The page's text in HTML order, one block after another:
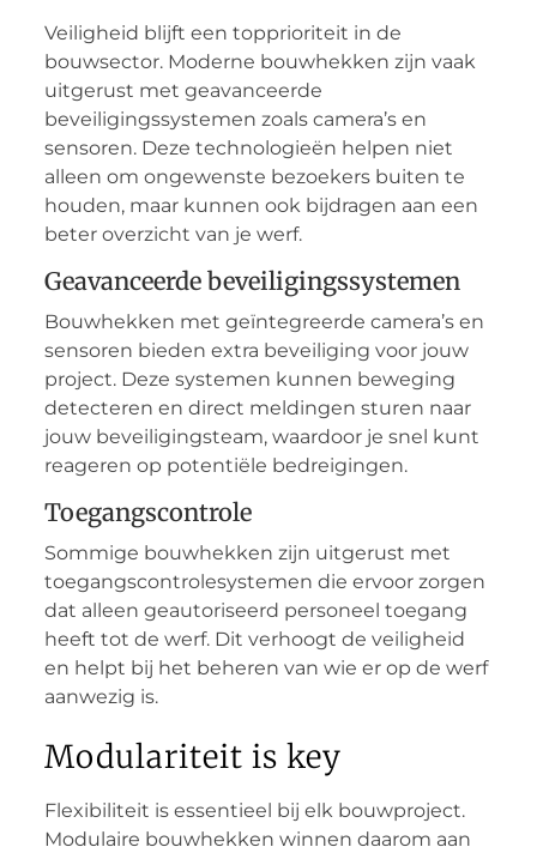
Veiligheid blijft een topprioriteit in de
bouwsector. Moderne bouwhekken zijn vaak
uitgerust met geavanceerde
beveiligingssystemen zoals camera’s en
sensoren. Deze technologieën helpen niet
alleen om ongewenste bezoekers buiten te
houden, maar kunnen ook bijdragen aan een
beter overzicht van je werf.
Geavanceerde beveiligingssystemen
Bouwhekken met geïntegreerde camera’s en
sensoren bieden extra beveiliging voor jouw
project. Deze systemen kunnen beweging
detecteren en direct meldingen sturen naar
jouw beveiligingsteam, waardoor je snel kunt
reageren op potentiële bedreigingen.
Toegangscontrole
Sommige bouwhekken zijn uitgerust met
toegangscontrolesystemen die ervoor zorgen
dat alleen geautoriseerd personeel toegang
heeft tot de werf. Dit verhoogt de veiligheid
en helpt bij het beheren van wie er op de werf
aanwezig is.
Modulariteit is key
Flexibiliteit is essentieel bij elk bouwproject.
Modulaire bouwhekken winnen daarom aan